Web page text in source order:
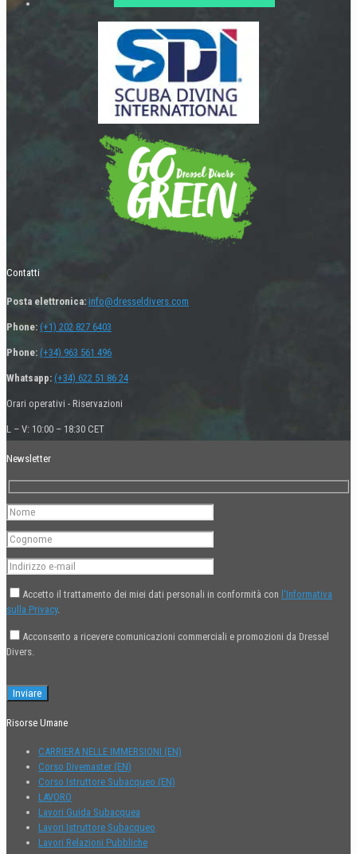
Contatti
Posta elettronica: info@dresseldivers.com
Phone: (+1) 202 827 6403
Phone: (+34) 963 561 496
Whatsapp: (+34) 622 51 86 24
Orari operativi - Riservazioni
L – V: 10:00 – 18:30 CET
Newsletter
Accetto il trattamento dei miei dati personali in conformità con l'Informativa
sulla Privacy.
Acconsento a ricevere comunicazioni commerciali e promozioni da Dressel
Divers.
Risorse Umane
CARRIERA NELLE IMMERSIONI (EN)
Corso Divemaster (EN)
Corso Istruttore Subacqueo (EN)
LAVORO
Lavori Guida Subacquea
Lavori Istruttore Subacqueo
Lavori Relazioni Pubbliche